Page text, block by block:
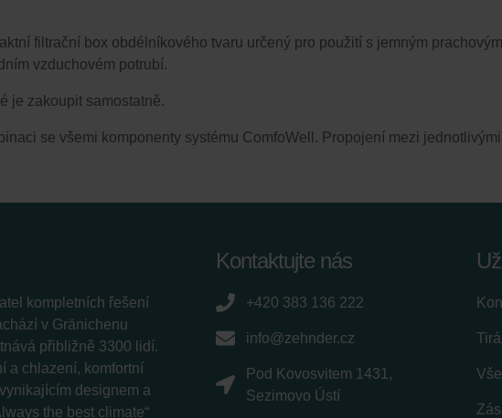
filtrační box obdélníkového tvaru určený pro použití s jemným
vzduchovém potrubí.
je zakoupit samostatně.
se všemi komponenty systému ComfoWell. Propojení mezi
kompletních řešení
v Gränichenu
přibližně 3300 lidí.
a chlazení, komfortní
designem a
the best climate“
Kontaktujte nás
+420 383 136 222
info@zehnder.cz
Pod Kovosvitem 1431,
Sezimovo Ústí